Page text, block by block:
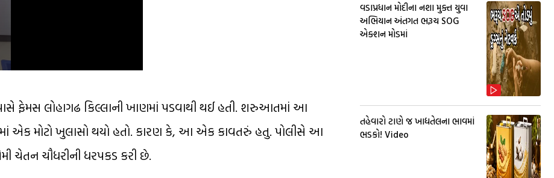
ફેમસ લોહાગઢ કિલ્લાની ખાણમાં પડવાથી થઈ હતી. શરુઆતમાં આ
એક મોટો ખુલાસો થયો હતો. કારણ કે, આ એક કાવતરું હતુ. પોલીસે આ
ચેતન ચૌધરીની ધરપકડ કરી છે.
વડાપ્રધાન મોદીના નશા મુક્ત યુવા
અભિયાન અંતગત ભરૂચ SOG
એક્શન મોડમાં
તહેવારો ટાણે જ ખાદ્યતેલના ભાવમાં
ભડકો! Video